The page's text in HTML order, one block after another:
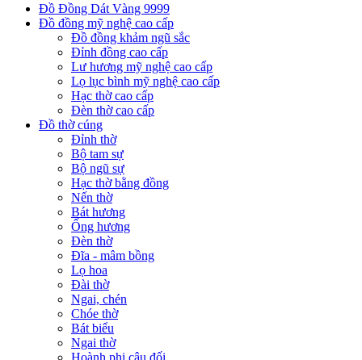
Đồ Đồng Dát Vàng 9999
Đồ đồng mỹ nghệ cao cấp
Đồ đồng khảm ngũ sắc
Đỉnh đồng cao cấp
Lư hương mỹ nghệ cao cấp
Lọ lục bình mỹ nghệ cao cấp
Hạc thờ cao cấp
Đèn thờ cao cấp
Đồ thờ cúng
Đỉnh thờ
Bộ tam sự
Bộ ngũ sự
Hạc thờ bằng đồng
Nến thờ
Bát hương
Ống hương
Đèn thờ
Đĩa - mâm bồng
Lọ hoa
Đài thờ
Ngai, chén
Chóe thờ
Bát biểu
Ngai thờ
Hoành phi câu đối